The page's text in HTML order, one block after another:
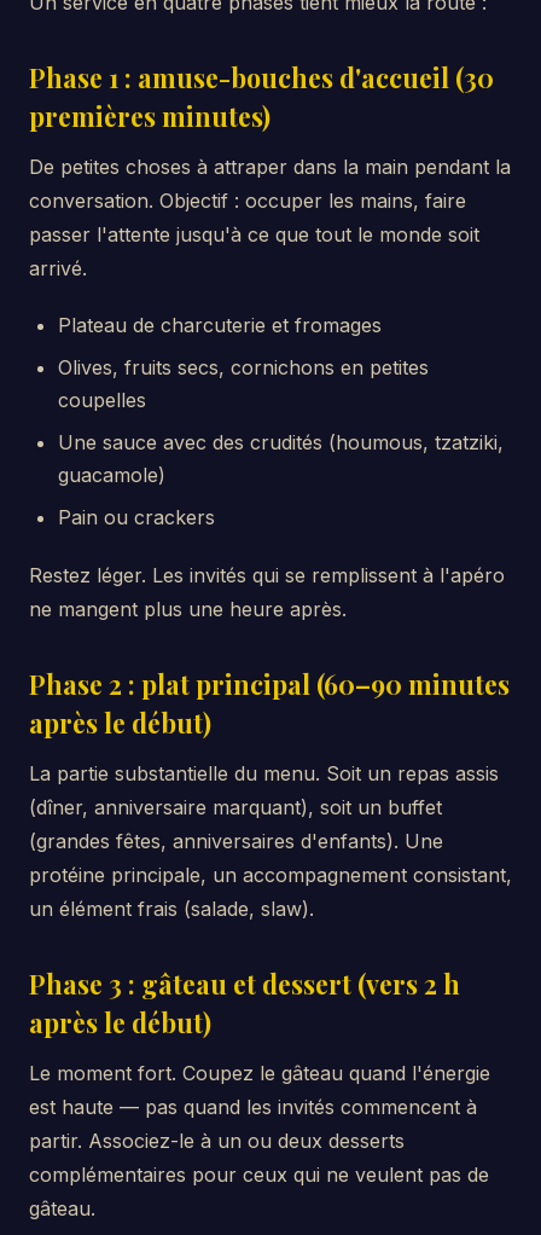
Phase 1 : amuse-bouches d'accueil (30
premières minutes)
De petites choses à attraper dans la main pendant la
conversation. Objectif : occuper les mains, faire
passer l'attente jusqu'à ce que tout le monde soit
arrivé.
Plateau de charcuterie et fromages
Olives, fruits secs, cornichons en petites
coupelles
Une sauce avec des crudités (houmous, tzatziki,
guacamole)
Pain ou crackers
Restez léger. Les invités qui se remplissent à l'apéro
ne mangent plus une heure après.
Phase 2 : plat principal (60–90 minutes
après le début)
La partie substantielle du menu. Soit un repas assis
(dîner, anniversaire marquant), soit un buffet
(grandes fêtes, anniversaires d'enfants). Une
protéine principale, un accompagnement consistant,
un élément frais (salade, slaw).
Phase 3 : gâteau et dessert (vers 2 h
après le début)
Le moment fort. Coupez le gâteau quand l'énergie
est haute — pas quand les invités commencent à
partir. Associez-le à un ou deux desserts
complémentaires pour ceux qui ne veulent pas de
gâteau.